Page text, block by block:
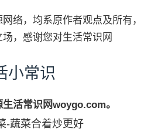
络，均系原作者观点及所有，
，感谢您对生活常识网
小常识
活常识网woygo.com。